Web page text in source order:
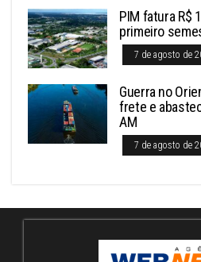
PIM fatura R$
primeiro
7 de agosto de
Guerra no
frete e
AM
7 de agosto de